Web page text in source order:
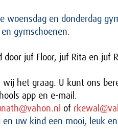
woensdag en donderdag
gymschoenen.
door juf Floor, juf Rita en juf
het graag. U kunt ons
app en e-mail.
of
uw kind een mooi, leuk